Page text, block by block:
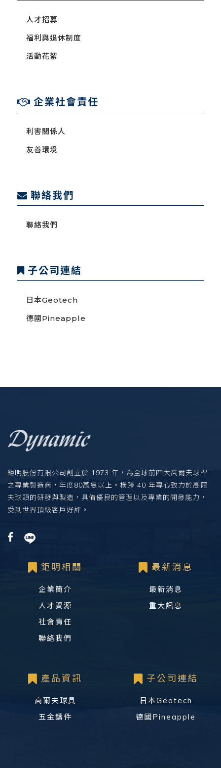
人才招募
福利與退休制度
活動花絮
企業社會責任
利害關係人
友善環境
聯絡我們
聯絡我們
子公司連結
日本Geotech
德國Pineapple
鉅明股份有限公司創立於 1973 年，為全球前四大高爾夫球桿
之專業製造商，年度80萬隻以上。橫跨 40 年專心致力於高爾
夫球頭的研發與製造，具備優良的管理以及專業的開發能力，
受到世界頂級客戶好評。
鉅明相關
企業簡介
人才資源
社會責任
聯絡我們
最新消息
最新消息
重大訊息
產品資訊
高爾夫球具
五金鑄件
子公司連結
日本Geotech
德國Pineapple